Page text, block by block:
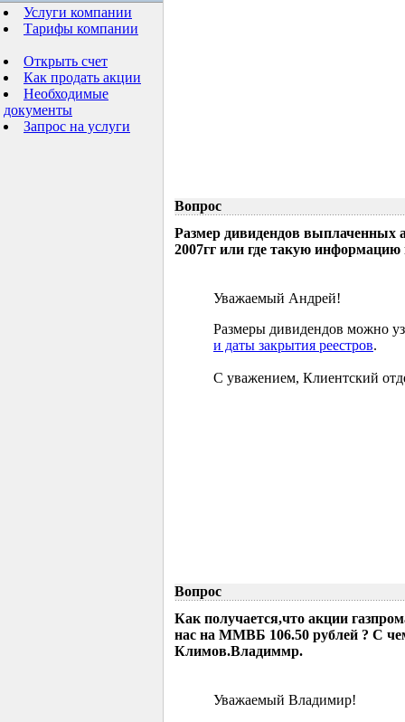
Услуги компании
Тарифы компании
Открыть счет
Как продать акции
Необходимые
документы
Запрос на услуги
Вопрос
Размер дивидендов выплаченных
2007гг или где такую информацию
Уважаемый Андрей!
Размеры дивидендов можно
и даты закрытия реестров.
С уважением, Клиентский
Вопрос
Как получается,что акции
нас на ММВБ 106.50 рублей ? С
Климов.Владиммр.
Уважаемый Владимир!